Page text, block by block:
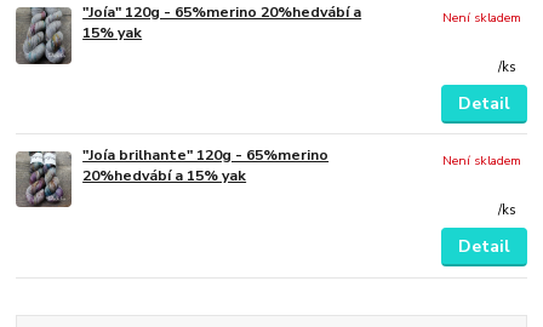
"Joía" 120g - 65%merino 20%hedvábí a
15% yak
/ks
Není skladem
Detail
"Joía brilhante" 120g - 65%merino
20%hedvábí a 15% yak
/ks
Není skladem
Detail